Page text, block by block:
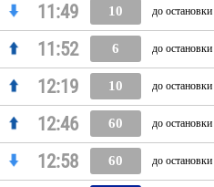
11:49 10 до остановки
11:52 6 до остановки
12:19 10 до остановки
12:46 60 до остановки
12:58 60 до остановки